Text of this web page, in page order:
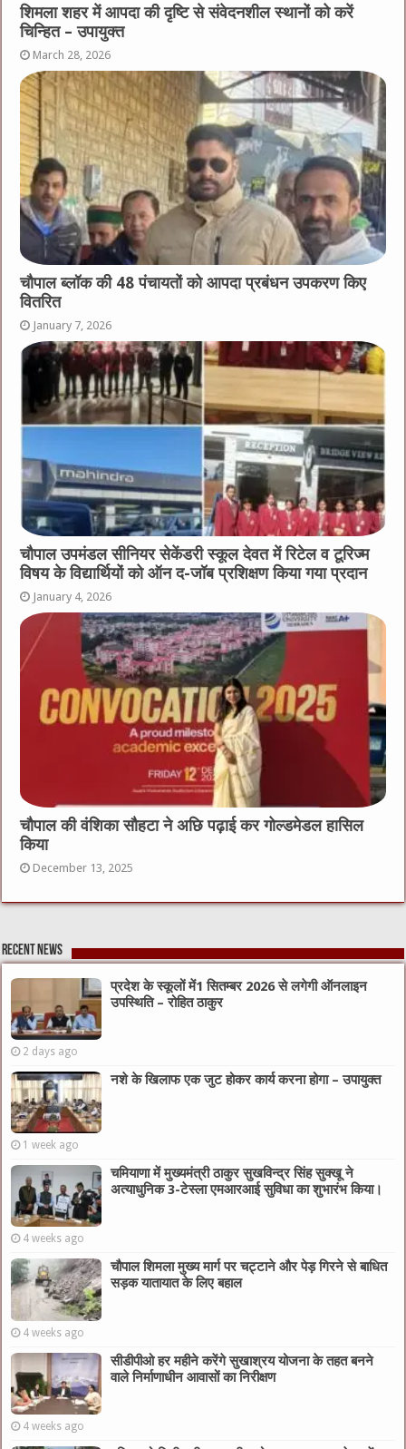
शिमला शहर में आपदा की दृष्टि से संवेदनशील स्थानों को करें
चिन्हित – उपायुक्त
March 28, 2026
चौपाल ब्लॉक की 48 पंचायतों को आपदा प्रबंधन उपकरण किए
वितरित
January 7, 2026
चौपाल उपमंडल सीनियर सेकेंडरी स्कूल देवत में रिटेल व टूरिज्म
विषय के विद्यार्थियों को ऑन द-जॉब प्रशिक्षण किया गया प्रदान
January 4, 2026
चौपाल की वंशिका सौहटा ने अछि पढ़ाई कर गोल्डमेडल हासिल
किया
December 13, 2025
Recent News
प्रदेश के स्कूलों में1 सितम्बर 2026 से लगेगी ऑनलाइन
उपस्थिति – रोहित ठाकुर
2 days ago
नशे के खिलाफ एक जुट होकर कार्य करना होगा – उपायुक्त
1 week ago
चमियाणा में मुख्यमंत्री ठाकुर सुखविन्द्र सिंह सुक्खू ने
अत्याधुनिक 3-टेस्ला एमआरआई सुविधा का शुभारंभ किया।
4 weeks ago
चौपाल शिमला मुख्य मार्ग पर चट्टाने और पेड़ गिरने से बाधित
सड़क यातायात के लिए बहाल
4 weeks ago
सीडीपीओ हर महीने करेंगे सुखाश्रय योजना के तहत बनने
वाले निर्माणाधीन आवासों का निरीक्षण
4 weeks ago